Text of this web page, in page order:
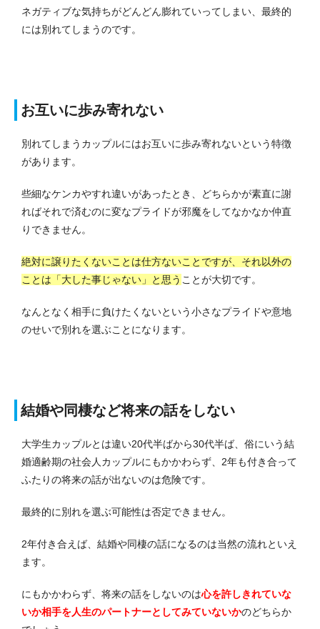
ネガティブな気持ちがどんどん膨れていってしまい、最終的
には別れてしまうのです。
お互いに歩み寄れない
別れてしまうカップルにはお互いに歩み寄れないという特徴
があります。
些細なケンカやすれ違いがあったとき、どちらかが素直に謝
ればそれで済むのに変なプライドが邪魔をしてなかなか仲直
りできません。
絶対に譲りたくないことは仕方ないことですが、それ以外の
ことは「大した事じゃない」と思う ことが大切です。
なんとなく相手に負けたくないという小さなプライドや意地
のせいで別れを選ぶことになります。
結婚や同棲など将来の話をしない
大学生カップルとは違い20代半ばから30代半ば、俗にいう結
婚適齢期の社会人カップルにもかかわらず、2年も付き合って
ふたりの将来の話が出ないのは危険です。
最終的に別れを選ぶ可能性は否定できません。
2年付き合えば、結婚や同棲の話になるのは当然の流れといえ
ます。
にもかかわらず、将来の話をしないのは心を許しきれていな
いか相手を人生のパートナーとしてみていないかのどちらか